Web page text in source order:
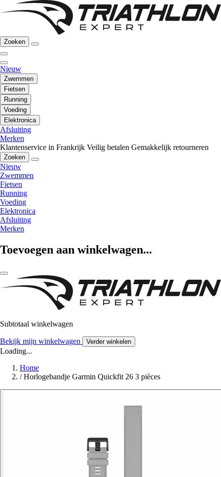
Zoeken
Nieuw
Zwemmen
Fietsen
Running
Voeding
Elektronica
Afsluiting
Merken
Klantenservice in Frankrijk Veilig betalen Gemakkelijk retourneren
Zoeken
Nieuw
Zwemmen
Fietsen
Running
Voeding
Elektronica
Afsluiting
Merken
Toevoegen aan winkelwagen...
Subtotaal winkelwagen
Bekijk mijn winkelwagen Verder winkelen
Loading...
Home
/ Horlogebandje Garmin Quickfit 26 3 pièces